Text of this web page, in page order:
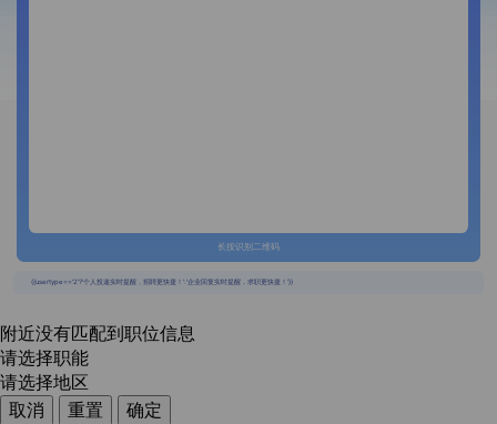
长按识别二维码
{{usertype=='2'?'个人投递实时提醒，招聘更快捷！':'企业回复实时提醒，求职更快捷！'}}
附近没有匹配到职位信息
请选择职能
请选择地区
取消
重置
确定